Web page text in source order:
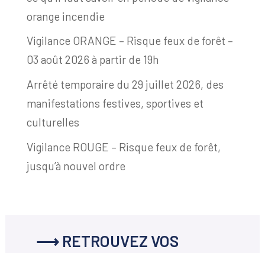
orange incendie
Vigilance ORANGE – Risque feux de forêt –
03 août 2026 à partir de 19h
Arrêté temporaire du 29 juillet 2026, des
manifestations festives, sportives et
culturelles
Vigilance ROUGE – Risque feux de forêt,
jusqu’à nouvel ordre
⟶ RETROUVEZ VOS